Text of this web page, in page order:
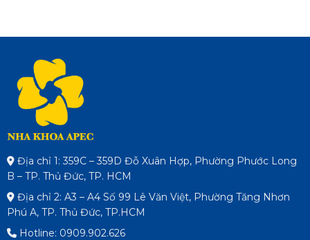
Địa chỉ 1: 359C – 359D Đỗ Xuân Hợp, Phường Phước Long
B – TP. Thủ Đức, TP. HCM
Địa chỉ 2: A3 – A4 Số 99 Lê Văn Việt, Phường Tăng Nhơn
Phú A, TP. Thủ Đức, TP.HCM
Hotline: 0909.902.626